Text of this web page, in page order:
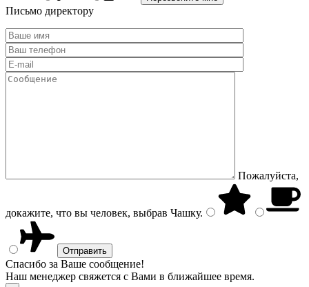
Письмо директору
Пожалуйста,
докажите, что вы человек, выбрав Чашку.
Спасибо за Ваше сообщение!
Наш менеджер свяжется с Вами в ближайшее время.